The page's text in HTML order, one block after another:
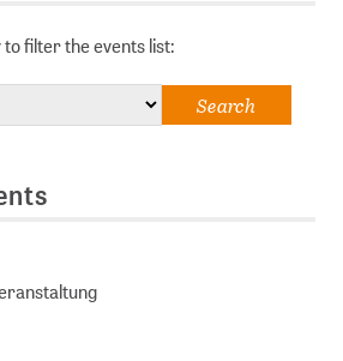
filter the events list: